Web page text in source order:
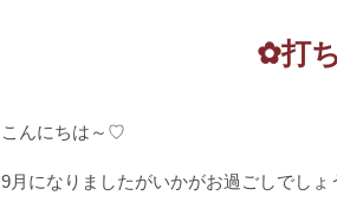
✿打
こんにちは～♡
9月になりましたがいかがお過ごしでしょ